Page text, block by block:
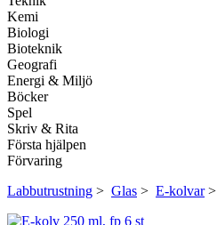
Kemi
Biologi
Bioteknik
Geografi
Energi & Miljö
Böcker
Spel
Skriv & Rita
Första hjälpen
Förvaring
Labbutrustning > Glas > E-kolvar>